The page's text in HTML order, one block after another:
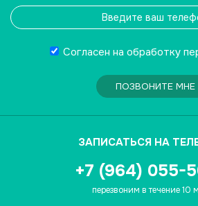
Согласен на обработку
ПОЗВОНИТЕ МНЕ
ЗАПИСАТЬСЯ НА
+7 (964) 055-
перезвоним в течение 10